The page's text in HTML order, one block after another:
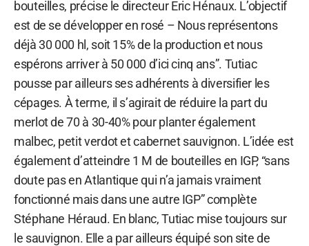
bouteilles, précise le directeur Eric Hénaux. L’objectif
est de se développer en rosé – Nous représentons
déjà 30 000 hl, soit 15% de la production et nous
espérons arriver à 50 000 d’ici cinq ans”. Tutiac
pousse par ailleurs ses adhérents à diversifier les
cépages. À terme, il s’agirait de réduire la part du
merlot de 70 à 30-40% pour planter également
malbec, petit verdot et cabernet sauvignon. L’idée est
également d’atteindre 1 M de bouteilles en IGP, “sans
doute pas en Atlantique qui n’a jamais vraiment
fonctionné mais dans une autre IGP” complète
Stéphane Héraud. En blanc, Tutiac mise toujours sur
le sauvignon. Elle a par ailleurs équipé son site de